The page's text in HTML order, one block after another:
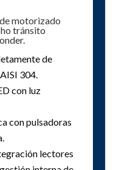
motorizado
tránsito
de
304.
con luz
con pulsadoras
lectores